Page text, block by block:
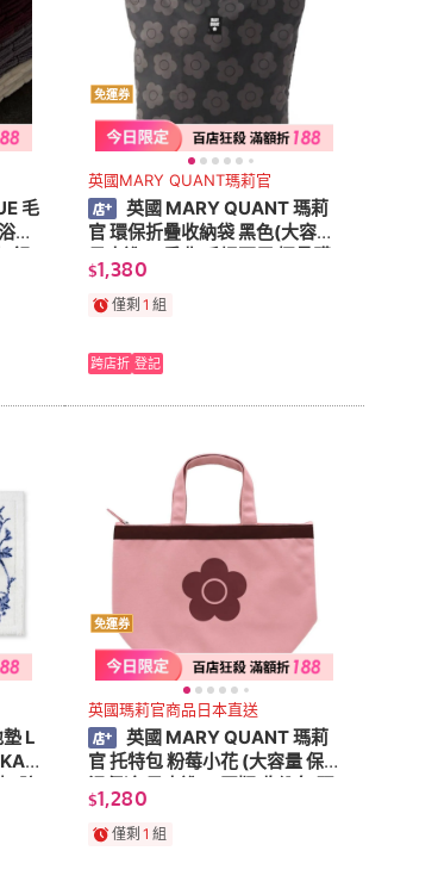
毛
室
/飯
免運券
英國MARY QUANT瑪莉官
英國 MARY QUANT 瑪莉
官 環保折疊收納袋 黑色(大容量
日本進口 肩背 手提兩用 摺疊購
物包 可水洗 購物袋)
$1,380
僅剩 1 組
跨店折 登記
L
/ 防
免運券
英國瑪莉官商品日本直送
英國 MARY QUANT 瑪莉
官 托特包 粉莓小花 (大容量 保
溫保冷 日本進口 正版 收納包 現
貨 保冷袋 購物袋)
$1,280
僅剩 1 組